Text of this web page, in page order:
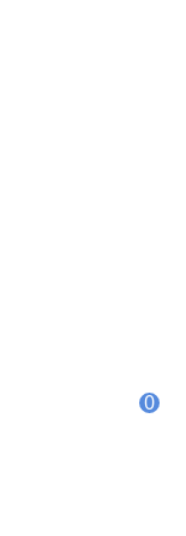
0